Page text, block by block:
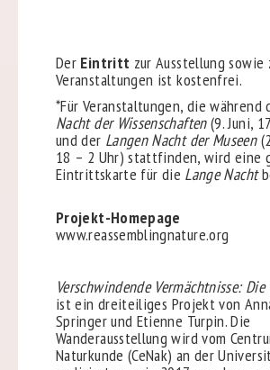
Der Eintritt zur Ausstellung sowie
Veranstaltungen ist kostenfrei.
*Für Veranstaltungen, die während
Nacht der Wissenschaften(9. Juni,
und der Langen Nacht der Museen
18 – 2 Uhr) stattfinden, wird eine
Eintrittskarte für die Lange Nacht
Projekt-Homepage
www.reassemblingnature.org
Verschwindende Vermächtnisse:
ist ein dreiteiliges Projekt von
Springer und Etienne Turpin. Die
Wanderausstellung wird vom
Naturkunde (CeNak) an der